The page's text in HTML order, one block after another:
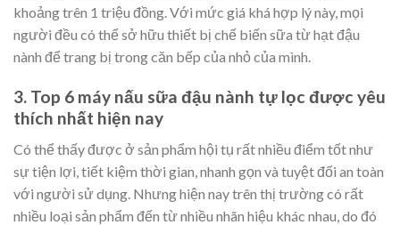
khoảng trên 1 triệu đồng. Với mức giá khá hợp lý này, mọi
người đều có thể sở hữu thiết bị chế biến sữa từ hạt đậu
nành để trang bị trong căn bếp của nhỏ của mình.
3. Top 6 máy nấu sữa đậu nành tự lọc được yêu
thích nhất hiện nay
Có thể thấy được ở sản phẩm hội tụ rất nhiều điểm tốt như
sự tiện lợi, tiết kiệm thời gian, nhanh gọn và tuyệt đối an toàn
với người sử dụng. Nhưng hiện nay trên thị trường có rất
nhiều loại sản phẩm đến từ nhiều nhãn hiệu khác nhau, do đó